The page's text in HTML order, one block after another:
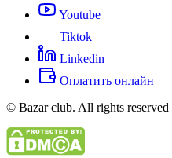
Youtube
Tiktok
Linkedin
Оплатить онлайн
© Bazar club. All rights reserved